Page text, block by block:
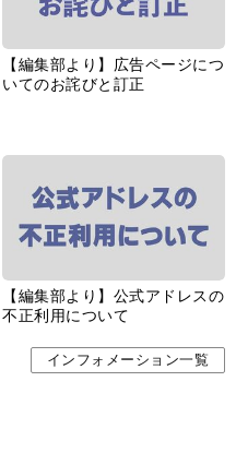
【編集部より】広告ページにつ
【編集部より】公式アドレスの
インフォメーション一覧